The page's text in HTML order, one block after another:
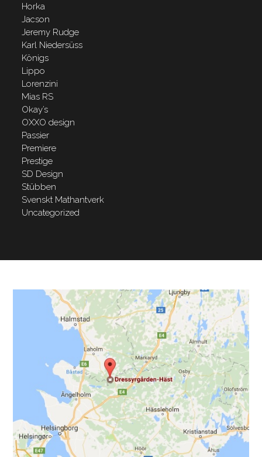
Horka
Jacson
Jeremy Rudge
Karl Niedersüss
Königs
Lippo
Lorenzini
Mias RS
Okay’s
OXXO design
Passier
Premiere
Prestige
SD Design
Stübben
Svenskt Mathantverk
Uncategorized